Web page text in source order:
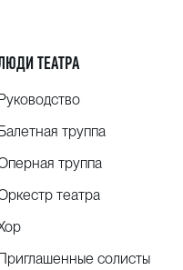
ТЕАТРА
труппа
труппа
театра
солисты